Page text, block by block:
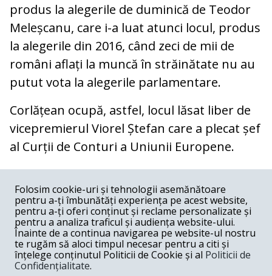
produs la alegerile de duminică de Teodor
Meleșcanu, care i-a luat atunci locul, produs
la alegerile din 2016, când zeci de mii de
români aflați la muncă în străinătate nu au
putut vota la alegerile parlamentare.
Corlățean ocupă, astfel, locul lăsat liber de
vicepremierul Viorel Ștefan care a plecat șef
al Curții de Conturi a Uniunii Europene.
COMENTARII
Nume
Email
Folosim cookie-uri și tehnologii asemănătoare
pentru a-ți îmbunătăți experiența pe acest website,
pentru a-ți oferi conținut și reclame personalizate și
pentru a analiza traficul și audiența website-ului.
Înainte de a continua navigarea pe website-ul nostru
te rugăm să aloci timpul necesar pentru a citi și
înțelege conținutul Politicii de Cookie și al Politicii de
Confidențialitate.